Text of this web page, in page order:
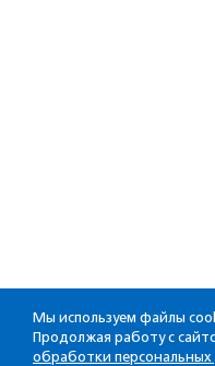
Мы используем файлы
Продолжая работу с
обработки